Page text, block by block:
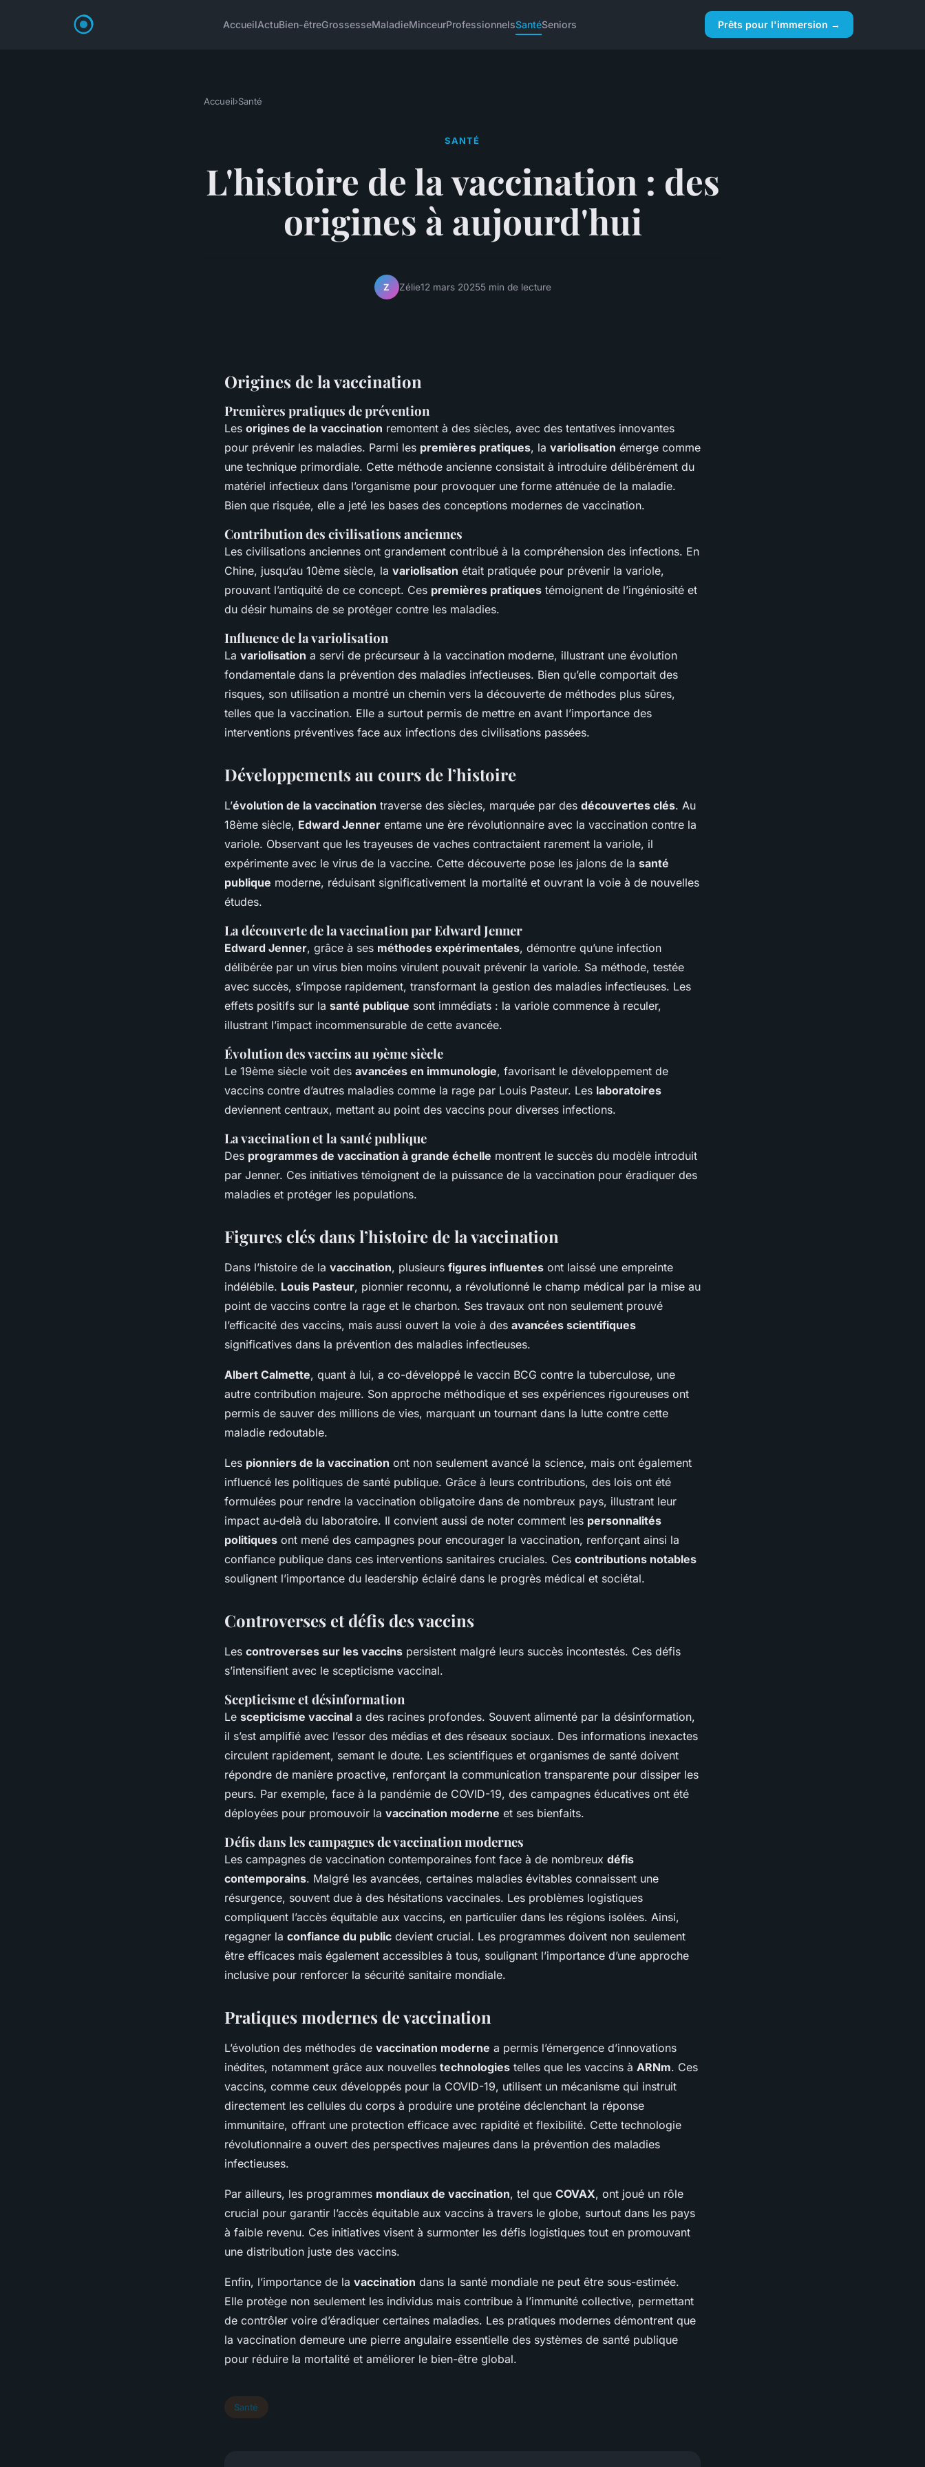
AccueilActuBien-êtreGrossesseMaladieMinceurProfessionnelsSantéSeniors Prêts pour l'immersion →
Accueil›Santé
SANTÉ
L'histoire de la vaccination : des
origines à aujourd'hui
Z Zélie12 mars 20255 min de lecture
Origines de la vaccination
Premières pratiques de prévention
Les origines de la vaccination remontent à des siècles, avec des tentatives innovantes
pour prévenir les maladies. Parmi les premières pratiques, la variolisation émerge comme
une technique primordiale. Cette méthode ancienne consistait à introduire délibérément du
matériel infectieux dans l’organisme pour provoquer une forme atténuée de la maladie.
Bien que risquée, elle a jeté les bases des conceptions modernes de vaccination.
Contribution des civilisations anciennes
Les civilisations anciennes ont grandement contribué à la compréhension des infections. En
Chine, jusqu’au 10ème siècle, la variolisation était pratiquée pour prévenir la variole,
prouvant l’antiquité de ce concept. Ces premières pratiques témoignent de l’ingéniosité et
du désir humains de se protéger contre les maladies.
Influence de la variolisation
La variolisation a servi de précurseur à la vaccination moderne, illustrant une évolution
fondamentale dans la prévention des maladies infectieuses. Bien qu’elle comportait des
risques, son utilisation a montré un chemin vers la découverte de méthodes plus sûres,
telles que la vaccination. Elle a surtout permis de mettre en avant l’importance des
interventions préventives face aux infections des civilisations passées.
Développements au cours de l’histoire
L’évolution de la vaccination traverse des siècles, marquée par des découvertes clés. Au
18ème siècle, Edward Jenner entame une ère révolutionnaire avec la vaccination contre la
variole. Observant que les trayeuses de vaches contractaient rarement la variole, il
expérimente avec le virus de la vaccine. Cette découverte pose les jalons de la santé
publique moderne, réduisant significativement la mortalité et ouvrant la voie à de nouvelles
études.
La découverte de la vaccination par Edward Jenner
Edward Jenner, grâce à ses méthodes expérimentales, démontre qu’une infection
délibérée par un virus bien moins virulent pouvait prévenir la variole. Sa méthode, testée
avec succès, s’impose rapidement, transformant la gestion des maladies infectieuses. Les
effets positifs sur la santé publique sont immédiats : la variole commence à reculer,
illustrant l’impact incommensurable de cette avancée.
Évolution des vaccins au 19ème siècle
Le 19ème siècle voit des avancées en immunologie, favorisant le développement de
vaccins contre d’autres maladies comme la rage par Louis Pasteur. Les laboratoires
deviennent centraux, mettant au point des vaccins pour diverses infections.
La vaccination et la santé publique
Des programmes de vaccination à grande échelle montrent le succès du modèle introduit
par Jenner. Ces initiatives témoignent de la puissance de la vaccination pour éradiquer des
maladies et protéger les populations.
Figures clés dans l’histoire de la vaccination
Dans l’histoire de la vaccination, plusieurs figures influentes ont laissé une empreinte
indélébile. Louis Pasteur, pionnier reconnu, a révolutionné le champ médical par la mise au
point de vaccins contre la rage et le charbon. Ses travaux ont non seulement prouvé
l’efficacité des vaccins, mais aussi ouvert la voie à des avancées scientifiques
significatives dans la prévention des maladies infectieuses.
Albert Calmette, quant à lui, a co-développé le vaccin BCG contre la tuberculose, une
autre contribution majeure. Son approche méthodique et ses expériences rigoureuses ont
permis de sauver des millions de vies, marquant un tournant dans la lutte contre cette
maladie redoutable.
Les pionniers de la vaccination ont non seulement avancé la science, mais ont également
influencé les politiques de santé publique. Grâce à leurs contributions, des lois ont été
formulées pour rendre la vaccination obligatoire dans de nombreux pays, illustrant leur
impact au-delà du laboratoire. Il convient aussi de noter comment les personnalités
politiques ont mené des campagnes pour encourager la vaccination, renforçant ainsi la
confiance publique dans ces interventions sanitaires cruciales. Ces contributions notables
soulignent l’importance du leadership éclairé dans le progrès médical et sociétal.
Controverses et défis des vaccins
Les controverses sur les vaccins persistent malgré leurs succès incontestés. Ces défis
s’intensifient avec le scepticisme vaccinal.
Scepticisme et désinformation
Le scepticisme vaccinal a des racines profondes. Souvent alimenté par la désinformation,
il s’est amplifié avec l’essor des médias et des réseaux sociaux. Des informations inexactes
circulent rapidement, semant le doute. Les scientifiques et organismes de santé doivent
répondre de manière proactive, renforçant la communication transparente pour dissiper les
peurs. Par exemple, face à la pandémie de COVID-19, des campagnes éducatives ont été
déployées pour promouvoir la vaccination moderne et ses bienfaits.
Défis dans les campagnes de vaccination modernes
Les campagnes de vaccination contemporaines font face à de nombreux défis
contemporains. Malgré les avancées, certaines maladies évitables connaissent une
résurgence, souvent due à des hésitations vaccinales. Les problèmes logistiques
compliquent l’accès équitable aux vaccins, en particulier dans les régions isolées. Ainsi,
regagner la confiance du public devient crucial. Les programmes doivent non seulement
être efficaces mais également accessibles à tous, soulignant l’importance d’une approche
inclusive pour renforcer la sécurité sanitaire mondiale.
Pratiques modernes de vaccination
L’évolution des méthodes de vaccination moderne a permis l’émergence d’innovations
inédites, notamment grâce aux nouvelles technologies telles que les vaccins à ARNm. Ces
vaccins, comme ceux développés pour la COVID-19, utilisent un mécanisme qui instruit
directement les cellules du corps à produire une protéine déclenchant la réponse
immunitaire, offrant une protection efficace avec rapidité et flexibilité. Cette technologie
révolutionnaire a ouvert des perspectives majeures dans la prévention des maladies
infectieuses.
Par ailleurs, les programmes mondiaux de vaccination, tel que COVAX, ont joué un rôle
crucial pour garantir l’accès équitable aux vaccins à travers le globe, surtout dans les pays
à faible revenu. Ces initiatives visent à surmonter les défis logistiques tout en promouvant
une distribution juste des vaccins.
Enfin, l’importance de la vaccination dans la santé mondiale ne peut être sous-estimée.
Elle protège non seulement les individus mais contribue à l’immunité collective, permettant
de contrôler voire d’éradiquer certaines maladies. Les pratiques modernes démontrent que
la vaccination demeure une pierre angulaire essentielle des systèmes de santé publique
pour réduire la mortalité et améliorer le bien-être global.
Santé